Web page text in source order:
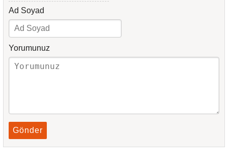
Ad Soyad
Yorumunuz
Gönder